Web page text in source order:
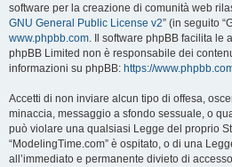
software per la creazione di comunità web
GNU General Public License v2” (in seguito
www.phpbb.com. Il software phpBB facilita le
phpBB Limited non è responsabile dei
informazioni su phpBB: https://
Accetti di non inviare alcun tipo di offesa,
minaccia, messaggio a sfondo sessuale, o
può violare una qualsiasi Legge del proprio
“ModelingTime.com” è ospitato, o di una
all’immediato e permanente divieto di